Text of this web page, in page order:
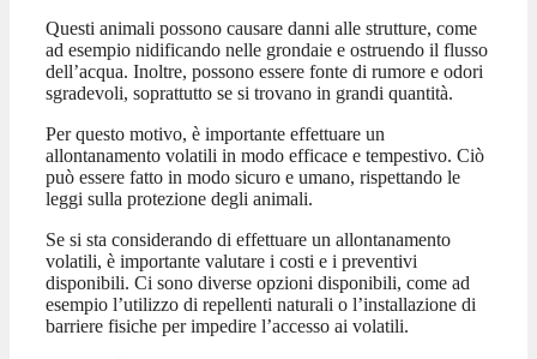
Questi animali possono causare danni alle strutture, come
ad esempio nidificando nelle grondaie e ostruendo il flusso
dell’acqua. Inoltre, possono essere fonte di rumore e odori
sgradevoli, soprattutto se si trovano in grandi quantità.
Per questo motivo, è importante effettuare un
allontanamento volatili in modo efficace e tempestivo. Ciò
può essere fatto in modo sicuro e umano, rispettando le
leggi sulla protezione degli animali.
Se si sta considerando di effettuare un allontanamento
volatili, è importante valutare i costi e i preventivi
disponibili. Ci sono diverse opzioni disponibili, come ad
esempio l’utilizzo di repellenti naturali o l’installazione di
barriere fisiche per impedire l’accesso ai volatili.